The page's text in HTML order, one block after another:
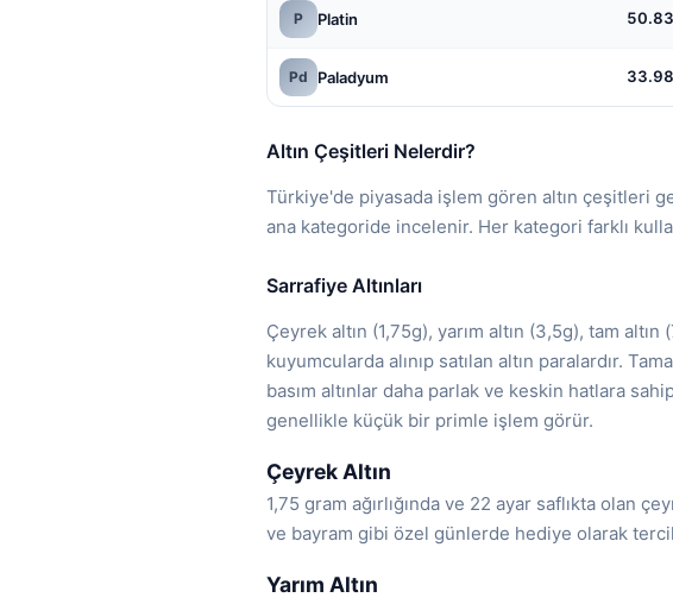
P Platin
Pd Paladyum
Altın Çeşitleri Nelerdir?
Türkiye'de piyasada işlem gören altın çeşitleri
ana kategoride incelenir. Her kategori farklı
Sarrafiye Altınları
Çeyrek altın (1,75g), yarım altın (3,5g), tam
kuyumcularda alınıp satılan altın paralardır.
basım altınlar daha parlak ve keskin hatlara
genellikle küçük bir primle işlem görür.
Çeyrek Altın
1,75 gram ağırlığında ve 22 ayar saflıkta olan
ve bayram gibi özel günlerde hediye olarak
Yarım Altın